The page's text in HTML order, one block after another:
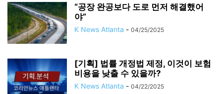
“공장 완공보다 도로 먼저 해결했어
야”
K News Atlanta - 04/25/2025
[기획] 법률 개정법 제정, 이것이 보험
비용을 낮출 수 있을까?
K News Atlanta - 04/22/2025